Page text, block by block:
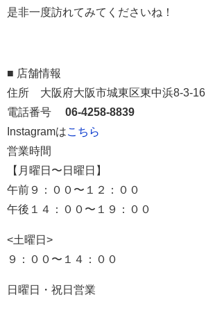
是非一度訪れてみてくださいね！
■ 店舗情報
住所 大阪府大阪市城東区東中浜8-3-16
電話番号
06-4258-8839
Instagramは こちら
営業時間
【月曜日〜日曜日】
午前９：００〜１２：００
午後１４：００〜１９：００
<土曜日>
９：００〜１４：００
日曜日・祝日営業